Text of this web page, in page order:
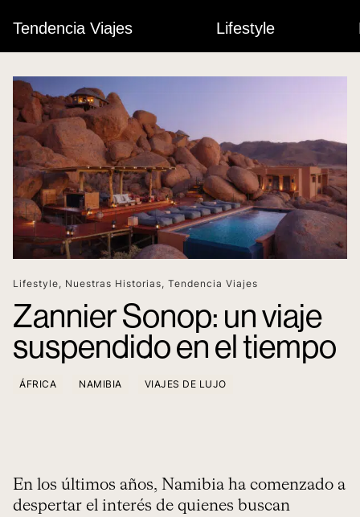
Tendencia Viajes Lifestyle
Lifestyle, Nuestras Historias, Tendencia Viajes
Zannier Sonop: un viaje
suspendido en el tiempo
ÁFRICA NAMIBIA VIAJES DE LUJO
En los últimos años, Namibia ha comenzado a
despertar el interés de quienes buscan